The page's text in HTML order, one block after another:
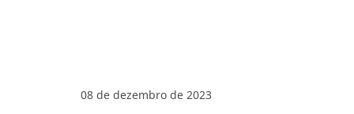
08 de dezembro de 2023